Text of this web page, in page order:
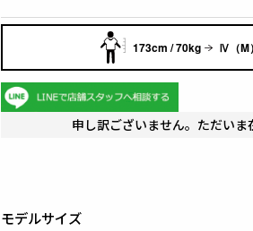
173cm / 70kg Ⅳ（M）
申し訳ございません。ただいま
モデルサイズ